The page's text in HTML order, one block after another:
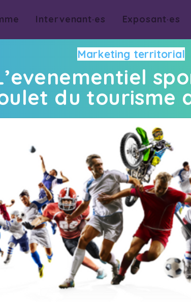
Intervenant·es Exposant·es
Marketing territorial
du tourisme